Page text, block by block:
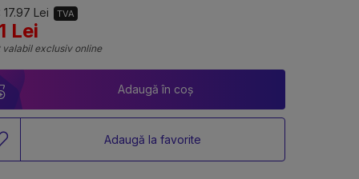
17.97 Lei TVA
Lei
valabil exclusiv online
Adaugă în coș
Adaugă la favorite